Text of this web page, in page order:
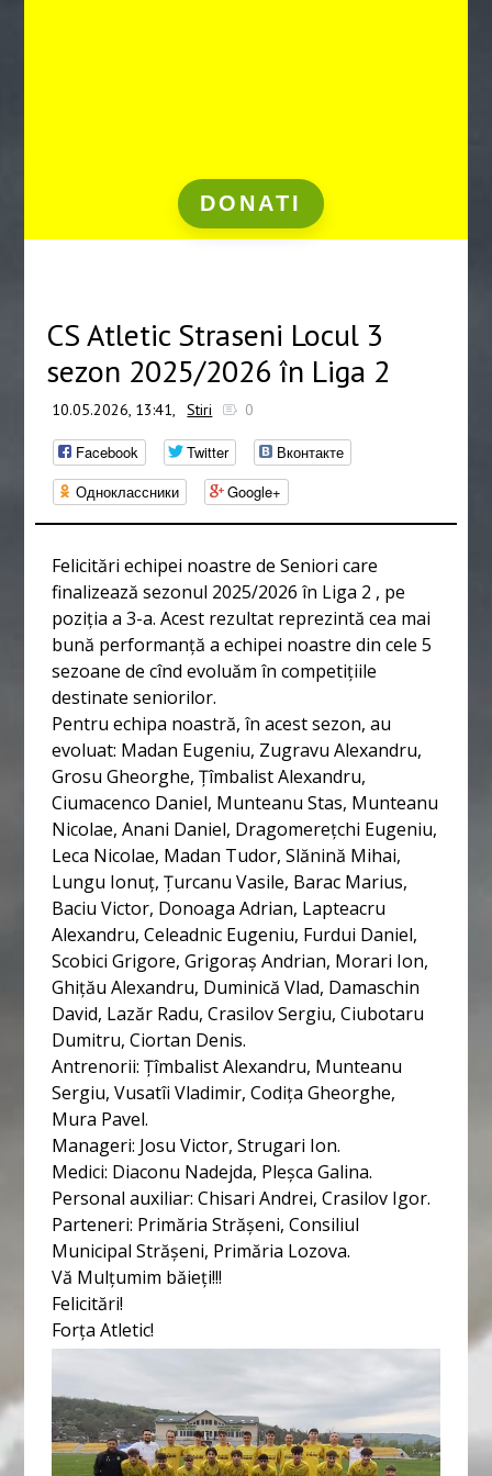
DONATI
CS Atletic Straseni Locul 3
sezon 2025/2026 în Liga 2
10.05.2026, 13:41, Stiri 0
Facebook Twitter
Вконтакте
Одноклассники
Google+
Felicitări echipei noastre de Seniori care
finalizează sezonul 2025/2026 în Liga 2 , pe
poziția a 3-a. Acest rezultat reprezintă cea mai
bună performanță a echipei noastre din cele 5
sezoane de cînd evoluăm în competițiile
destinate seniorilor.
Pentru echipa noastră, în acest sezon, au
evoluat: Madan Eugeniu, Zugravu Alexandru,
Grosu Gheorghe, Țîmbalist Alexandru,
Ciumacenco Daniel, Munteanu Stas, Munteanu
Nicolae, Anani Daniel, Dragomerețchi Eugeniu,
Leca Nicolae, Madan Tudor, Slănină Mihai,
Lungu Ionuț, Țurcanu Vasile, Barac Marius,
Baciu Victor, Donoaga Adrian, Lapteacru
Alexandru, Celeadnic Eugeniu, Furdui Daniel,
Scobici Grigore, Grigoraș Andrian, Morari Ion,
Ghițău Alexandru, Duminică Vlad, Damaschin
David, Lazăr Radu, Crasilov Sergiu, Ciubotaru
Dumitru, Ciortan Denis.
Antrenorii: Țîmbalist Alexandru, Munteanu
Sergiu, Vusatîi Vladimir, Codița Gheorghe,
Mura Pavel.
Manageri: Josu Victor, Strugari Ion.
Medici: Diaconu Nadejda, Pleșca Galina.
Personal auxiliar: Chisari Andrei, Crasilov Igor.
Parteneri: Primăria Strășeni, Consiliul
Municipal Strășeni, Primăria Lozova.
Vă Mulțumim băieți!!!
Felicitări!
Forța Atletic!